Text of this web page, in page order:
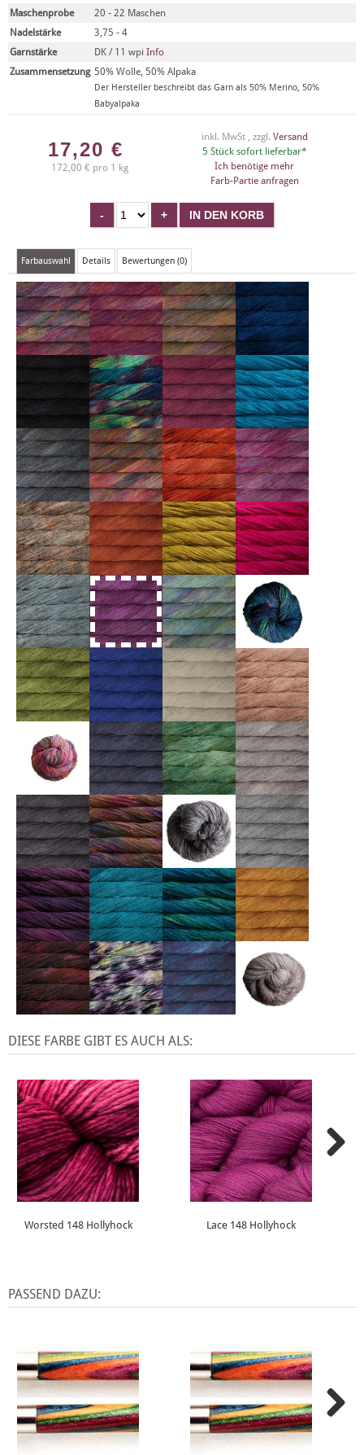
Maschenprobe
20 - 22 Maschen
Nadelstärke
3,75 - 4
Garnstärke
DK / 11 wpi Info
Zusammensetzung 50% Wolle, 50% Alpaka
Der Hersteller beschreibt das Garn als 50% Merino, 50%
Babyalpaka
17,20 €
172,00 € pro 1 kg
inkl. MwSt , zzgl. Versand
5 Stück sofort lieferbar*
Ich benötige mehr
Farb-Partie anfragen
Farbauswahl Details Bewertungen (0)
DIESE FARBE GIBT ES AUCH ALS:
Worsted 148 Hollyhock Lace 148 Hollyhock
PASSEND DAZU: